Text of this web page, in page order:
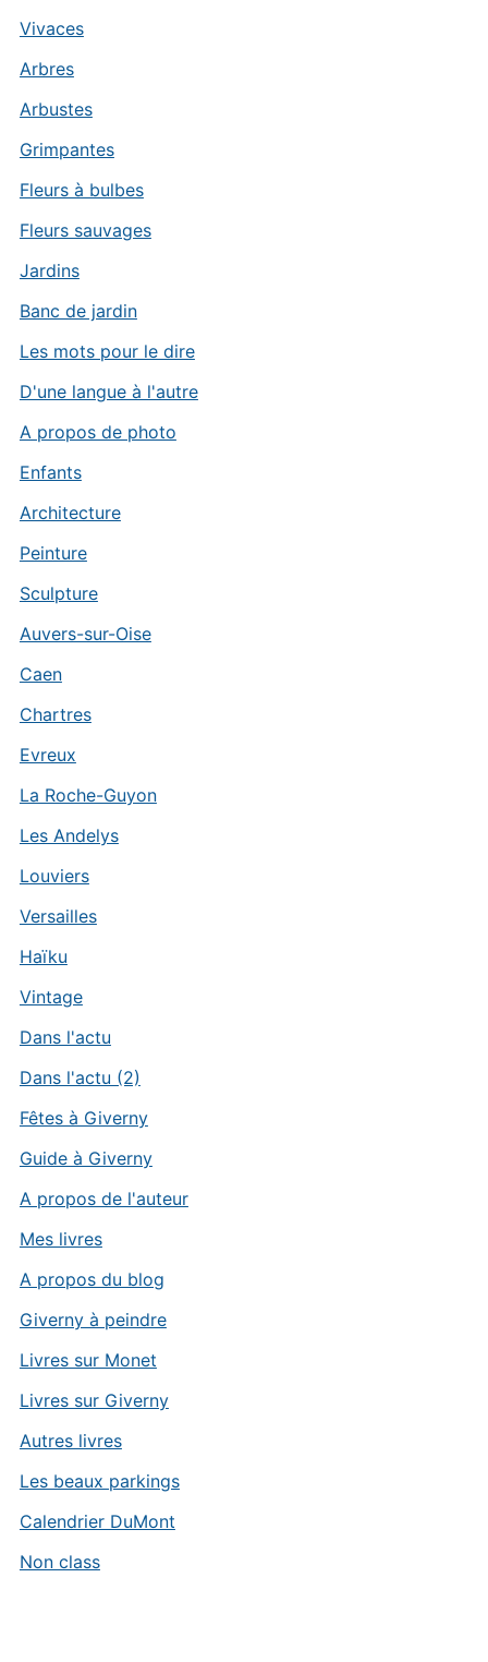
Vivaces
Arbres
Arbustes
Grimpantes
Fleurs à bulbes
Fleurs sauvages
Jardins
Banc de jardin
Les mots pour le dire
D'une langue à l'autre
A propos de photo
Enfants
Architecture
Peinture
Sculpture
Auvers-sur-Oise
Caen
Chartres
Evreux
La Roche-Guyon
Les Andelys
Louviers
Versailles
Haïku
Vintage
Dans l'actu
Dans l'actu (2)
Fêtes à Giverny
Guide à Giverny
A propos de l'auteur
Mes livres
A propos du blog
Giverny à peindre
Livres sur Monet
Livres sur Giverny
Autres livres
Les beaux parkings
Calendrier DuMont
Non class